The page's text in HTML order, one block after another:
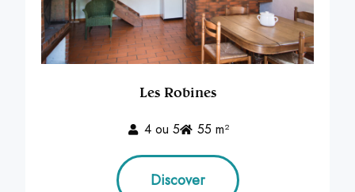
Les Robines
4 ou 5 55 m²
Discover